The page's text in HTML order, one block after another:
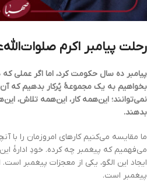
رحلت پیامبر اکرم
پیامبر ده سال حکومت کرد، اما اگر عملی
بخواهیم به یک مجموعۀ پُرکار بدهیم که
نمی‌توانند؛ این‌همه کار، این‌همه تلاش،
بدهند.
ما مقایسه می‌کنیم کارهای امروزمان را با
می‌فهمیم که پیغمبر چه کرده. خودِ ادارۀ
ایجاد این الگو، یکی از معجزات پیغمبر
پیغمبر است.